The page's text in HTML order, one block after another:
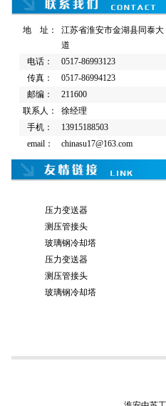
地 址：
江苏省淮安市金湖县同泰大
道
电话：
0517-86993123
传真：
0517-86994123
邮编：
211600
联系人：
徐经理
手机：
13915188503
email：
chinasu17@163.com
压力变送器
测压管接头
玻璃钢冷却塔
压力变送器
测压管接头
玻璃钢冷却塔